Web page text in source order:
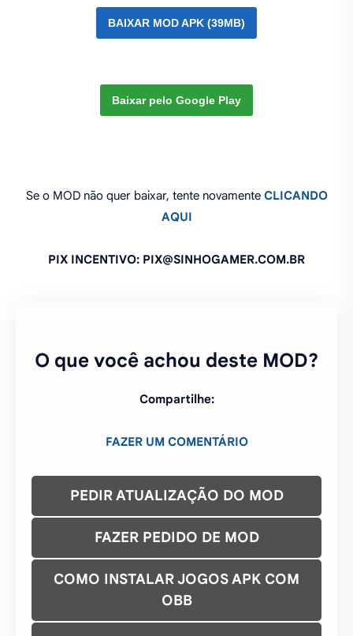
BAIXAR MOD APK (39MB)
Baixar pelo Google Play
Se o MOD não quer baixar, tente novamente CLICANDO
AQUI
PIX INCENTIVO: PIX@SINHOGAMER.COM.BR
O que você achou deste MOD?
Compartilhe:
FAZER UM COMENTÁRIO
PEDIR ATUALIZAÇÃO DO MOD
FAZER PEDIDO DE MOD
COMO INSTALAR JOGOS APK COM
OBB